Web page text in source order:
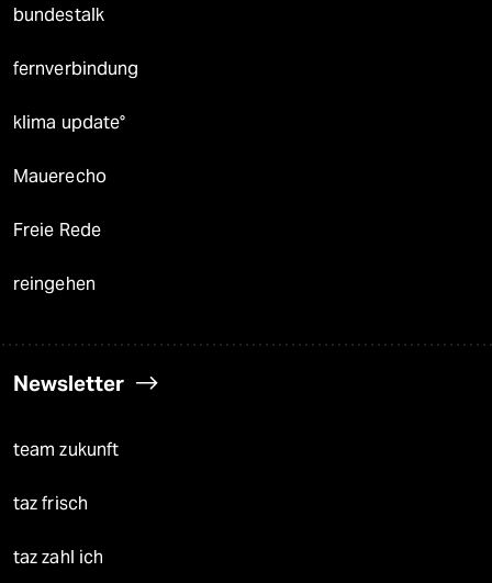
bundestalk
fernverbindung
klima update°
Mauerecho
Freie Rede
reingehen
Newsletter
team zukunft
taz frisch
taz zahl ich